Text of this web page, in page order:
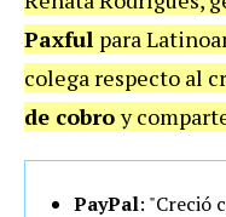
Paxful para
colega respecto al
de cobroy
PayPal: "Creció